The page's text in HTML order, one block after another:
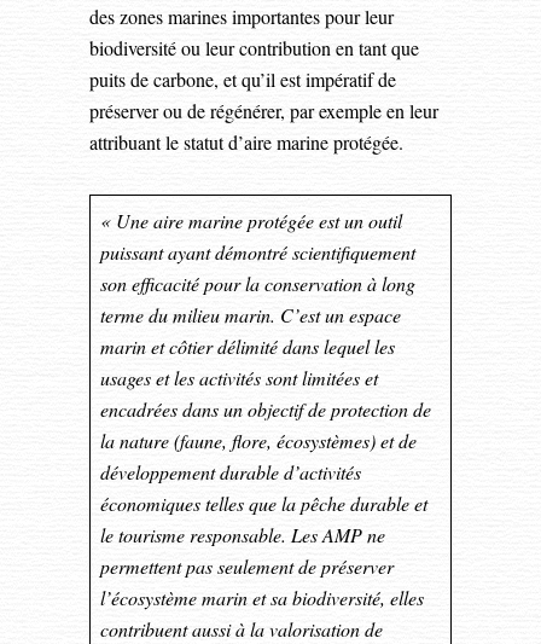
des zones marines importantes pour leur
biodiversité ou leur contribution en tant que
puits de carbone, et qu’il est impératif de
préserver ou de régénérer, par exemple en leur
attribuant le statut d’aire marine protégée.
« Une aire marine protégée est un outil
puissant ayant démontré scientifiquement
son efficacité pour la conservation à long
terme du milieu marin. C’est un espace
marin et côtier délimité dans lequel les
usages et les activités sont limitées et
encadrées dans un objectif de protection de
la nature (faune, flore, écosystèmes) et de
développement durable d’activités
économiques telles que la pêche durable et
le tourisme responsable. Les AMP ne
permettent pas seulement de préserver
l’écosystème marin et sa biodiversité, elles
contribuent aussi à la valorisation de